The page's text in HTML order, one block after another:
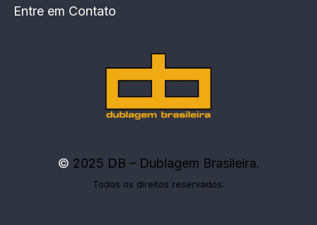
Entre em Contato
© 2025 DB – Dublagem Brasileira.
Todos os direitos reservados.